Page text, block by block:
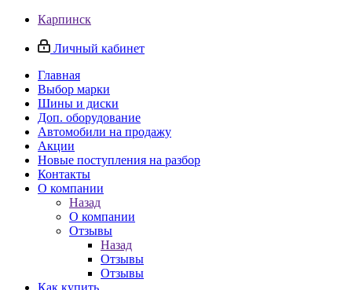
Карпинск
Личный кабинет
Главная
Выбор марки
Шины и диски
Доп. оборудование
Автомобили на продажу
Акции
Новые поступления на разбор
Контакты
О компании
Назад
О компании
Отзывы
Назад
Отзывы
Отзывы
Как купить